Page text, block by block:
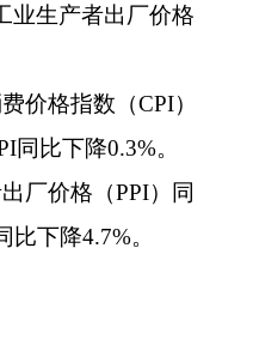
业生产者出厂价格
价格指数（CPI）
同比下降0.3%。
厂价格（PPI）同
比下降4.7%。